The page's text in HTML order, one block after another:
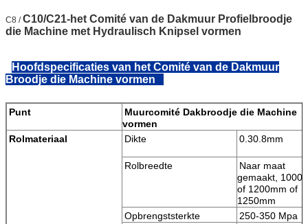
C8 /C10/C21-het Comité van de Dakmuur Profielbroodje
die Machine met Hydraulisch Knipsel vormen
Hoofdspecificaties van het Comité van de Dakmuur
Broodje die Machine vormen
Punt
Muurcomité Dakbroodje die Machine
vormen
Rolmateriaal
Dikte
Rolbreedte
Naar maat
gemaakt,
of 1200mm of
1250mm
Opbrengststerkte
250-350 Mpa